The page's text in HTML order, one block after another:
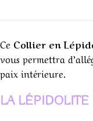
Ce Collier en
vous permettra
paix intérieure.
LA LÉPIDOLITE